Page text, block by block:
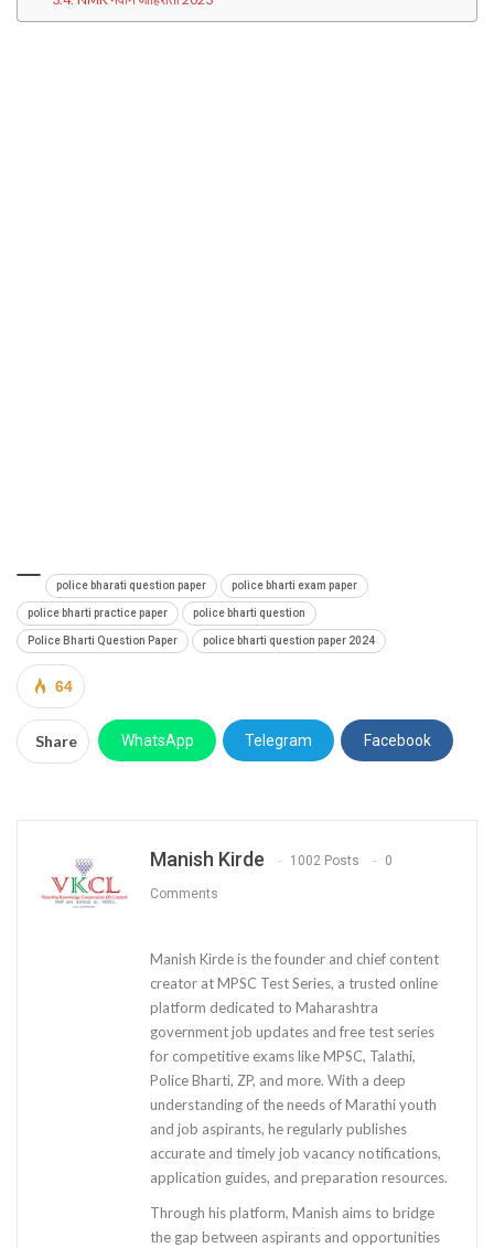
police bharati question paper police bharti exam paper
police bharti practice paper police bharti question
Police Bharti Question Paper police bharti question paper 2024
64
Share WhatsApp Telegram Facebook
Manish Kirde 1002 Posts 0
Comments
Manish Kirde is the founder and chief content
creator at MPSC Test Series, a trusted online
platform dedicated to Maharashtra
government job updates and free test series
for competitive exams like MPSC, Talathi,
Police Bharti, ZP, and more. With a deep
understanding of the needs of Marathi youth
and job aspirants, he regularly publishes
accurate and timely job vacancy notifications,
application guides, and preparation resources.
Through his platform, Manish aims to bridge
the gap between aspirants and opportunities